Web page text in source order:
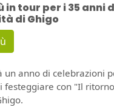
in tour per i 35 anni
di Ghigo
un anno di celebrazioni
festeggiare con "Il